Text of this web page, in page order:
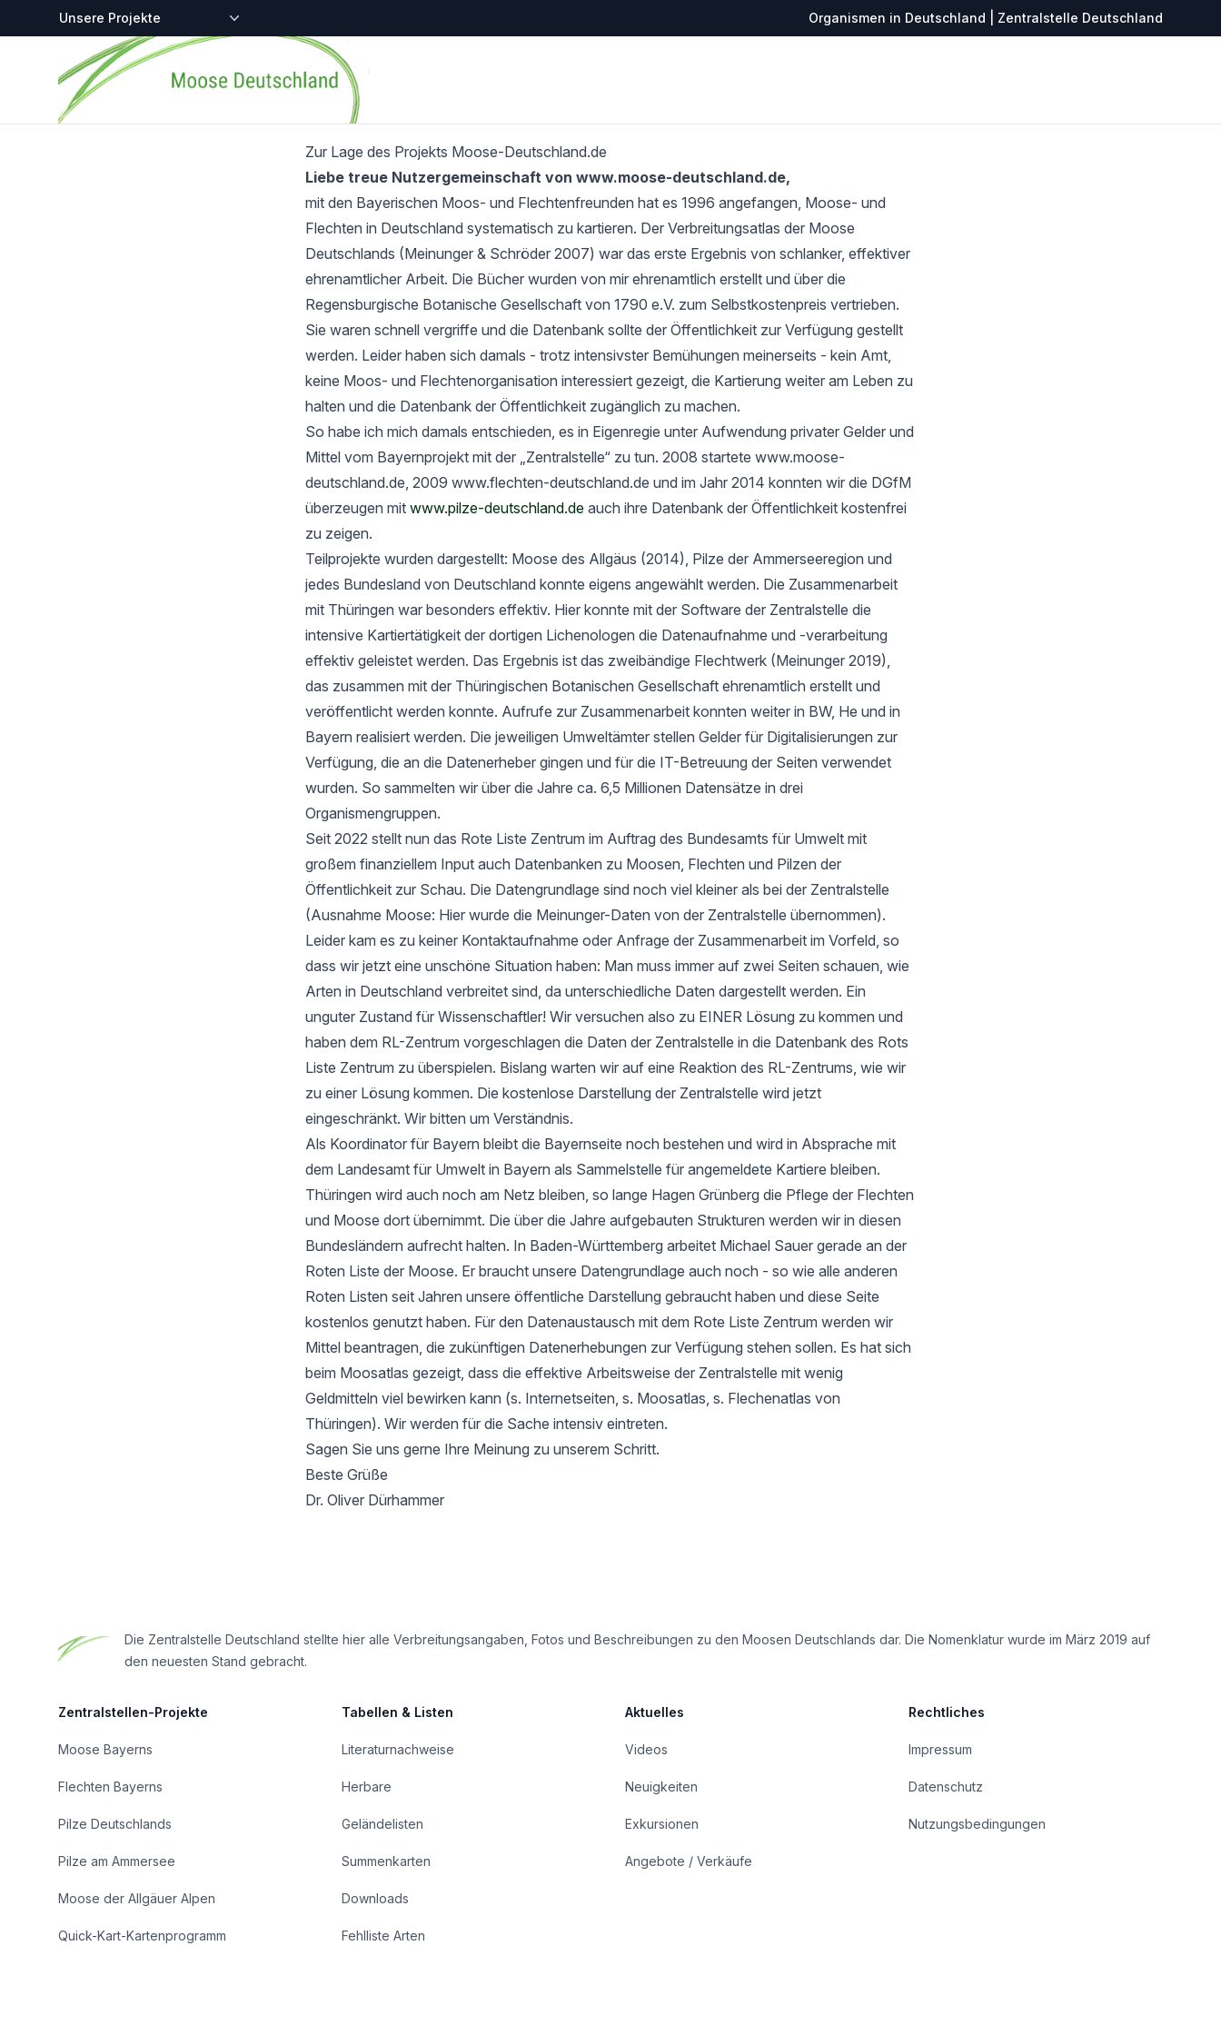
Zentralstellen-Projekte Organismen in Deutschland | Zentralstelle Deutschland
Startseite
Zur Lage des Projekts Moose-Deutschland.de
Liebe treue Nutzergemeinschaft von www.moose-deutschland.de,
mit den Bayerischen Moos- und Flechtenfreunden hat es 1996 angefangen, Moose- und
Flechten in Deutschland systematisch zu kartieren. Der Verbreitungsatlas der Moose
Deutschlands (Meinunger & Schröder 2007) war das erste Ergebnis von schlanker, effektiver
ehrenamtlicher Arbeit. Die Bücher wurden von mir ehrenamtlich erstellt und über die
Regensburgische Botanische Gesellschaft von 1790 e.V. zum Selbstkostenpreis vertrieben.
Sie waren schnell vergriffe und die Datenbank sollte der Öffentlichkeit zur Verfügung gestellt
werden. Leider haben sich damals - trotz intensivster Bemühungen meinerseits - kein Amt,
keine Moos- und Flechtenorganisation interessiert gezeigt, die Kartierung weiter am Leben zu
halten und die Datenbank der Öffentlichkeit zugänglich zu machen.
So habe ich mich damals entschieden, es in Eigenregie unter Aufwendung privater Gelder und
Mittel vom Bayernprojekt mit der „Zentralstelle“ zu tun. 2008 startete www.moose-
deutschland.de, 2009 www.flechten-deutschland.de und im Jahr 2014 konnten wir die DGfM
überzeugen mit www.pilze-deutschland.de auch ihre Datenbank der Öffentlichkeit kostenfrei
zu zeigen.
Teilprojekte wurden dargestellt: Moose des Allgäus (2014), Pilze der Ammerseeregion und
jedes Bundesland von Deutschland konnte eigens angewählt werden. Die Zusammenarbeit
mit Thüringen war besonders effektiv. Hier konnte mit der Software der Zentralstelle die
intensive Kartiertätigkeit der dortigen Lichenologen die Datenaufnahme und -verarbeitung
effektiv geleistet werden. Das Ergebnis ist das zweibändige Flechtwerk (Meinunger 2019),
das zusammen mit der Thüringischen Botanischen Gesellschaft ehrenamtlich erstellt und
veröffentlicht werden konnte. Aufrufe zur Zusammenarbeit konnten weiter in BW, He und in
Bayern realisiert werden. Die jeweiligen Umweltämter stellen Gelder für Digitalisierungen zur
Verfügung, die an die Datenerheber gingen und für die IT-Betreuung der Seiten verwendet
wurden. So sammelten wir über die Jahre ca. 6,5 Millionen Datensätze in drei
Organismengruppen.
Seit 2022 stellt nun das Rote Liste Zentrum im Auftrag des Bundesamts für Umwelt mit
großem finanziellem Input auch Datenbanken zu Moosen, Flechten und Pilzen der
Öffentlichkeit zur Schau. Die Datengrundlage sind noch viel kleiner als bei der Zentralstelle
(Ausnahme Moose: Hier wurde die Meinunger-Daten von der Zentralstelle übernommen).
Leider kam es zu keiner Kontaktaufnahme oder Anfrage der Zusammenarbeit im Vorfeld, so
dass wir jetzt eine unschöne Situation haben: Man muss immer auf zwei Seiten schauen, wie
Arten in Deutschland verbreitet sind, da unterschiedliche Daten dargestellt werden. Ein
unguter Zustand für Wissenschaftler! Wir versuchen also zu EINER Lösung zu kommen und
haben dem RL-Zentrum vorgeschlagen die Daten der Zentralstelle in die Datenbank des Rots
Liste Zentrum zu überspielen. Bislang warten wir auf eine Reaktion des RL-Zentrums, wie wir
zu einer Lösung kommen. Die kostenlose Darstellung der Zentralstelle wird jetzt
eingeschränkt. Wir bitten um Verständnis.
Als Koordinator für Bayern bleibt die Bayernseite noch bestehen und wird in Absprache mit
dem Landesamt für Umwelt in Bayern als Sammelstelle für angemeldete Kartiere bleiben.
Thüringen wird auch noch am Netz bleiben, so lange Hagen Grünberg die Pflege der Flechten
und Moose dort übernimmt. Die über die Jahre aufgebauten Strukturen werden wir in diesen
Bundesländern aufrecht halten. In Baden-Württemberg arbeitet Michael Sauer gerade an der
Roten Liste der Moose. Er braucht unsere Datengrundlage auch noch - so wie alle anderen
Roten Listen seit Jahren unsere öffentliche Darstellung gebraucht haben und diese Seite
kostenlos genutzt haben. Für den Datenaustausch mit dem Rote Liste Zentrum werden wir
Mittel beantragen, die zukünftigen Datenerhebungen zur Verfügung stehen sollen. Es hat sich
beim Moosatlas gezeigt, dass die effektive Arbeitsweise der Zentralstelle mit wenig
Geldmitteln viel bewirken kann (s. Internetseiten, s. Moosatlas, s. Flechenatlas von
Thüringen). Wir werden für die Sache intensiv eintreten.
Sagen Sie uns gerne Ihre Meinung zu unserem Schritt.
Beste Grüße
Dr. Oliver Dürhammer
Die Zentralstelle Deutschland stellte hier alle Verbreitungsangaben, Fotos und Beschreibungen zu den Moosen Deutschlands dar. Die Nomenklatur wurde im März 2019 auf
den neuesten Stand gebracht.
Zentralstellen-Projekte
Moose Bayerns
Flechten Bayerns
Pilze Deutschlands
Pilze am Ammersee
Moose der Allgäuer Alpen
Quick-Kart-Kartenprogramm
Tabellen & Listen
Literaturnachweise
Herbare
Geländelisten
Summenkarten
Downloads
Fehlliste Arten
Aktuelles
Videos
Neuigkeiten
Exkursionen
Angebote / Verkäufe
Rechtliches
Impressum
Datenschutz
Nutzungsbedingungen